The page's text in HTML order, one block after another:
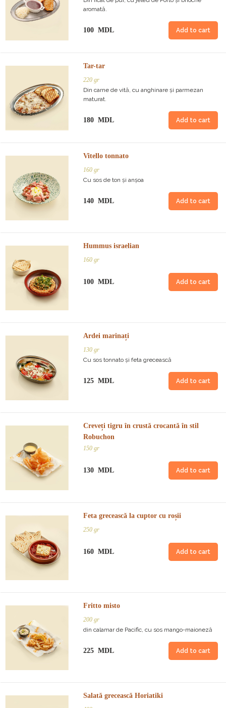
aromată.
100 MDL Add to cart
Tar-tar
220 gr
Din carne de vită, cu anghinare și parmezan
maturat.
180 MDL Add to cart
Vitello tonnato
160 gr
Cu sos de ton și anșoa
140 MDL Add to cart
Hummus israelian
160 gr
100 MDL Add to cart
Ardei marinați
130 gr
Cu sos tonnato și feta grecească
125 MDL Add to cart
Creveți tigru în crustă crocantă în stil
Robuchon
150 gr
130 MDL Add to cart
Feta grecească la cuptor cu roșii
250 gr
160 MDL Add to cart
Fritto misto
200 gr
din calamar de Pacific, cu sos mango-maioneză
225 MDL Add to cart
Salată grecească Horiatiki